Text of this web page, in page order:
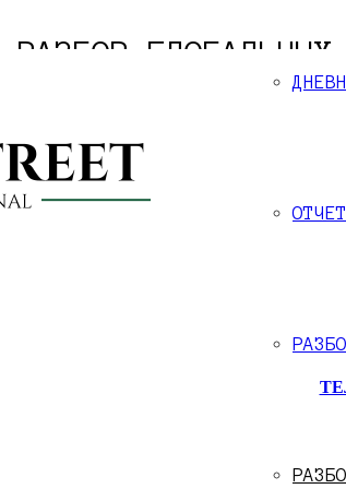
РАЗБОР
РАЗБОР